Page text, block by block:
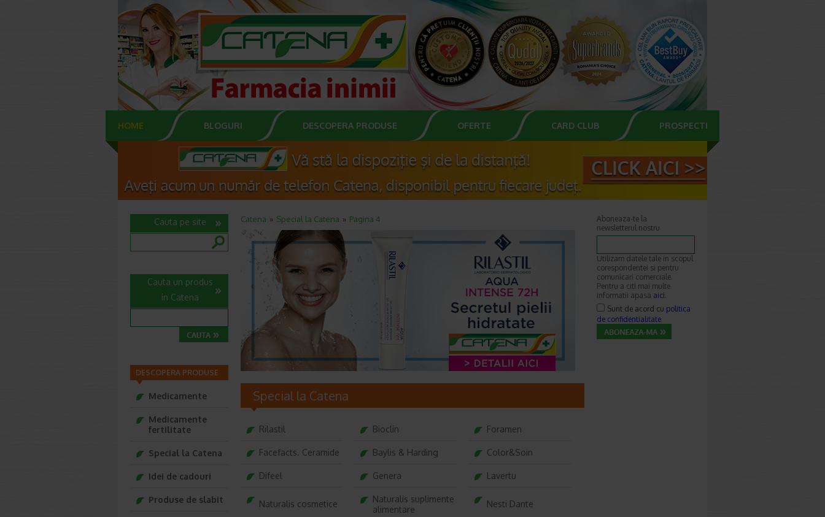
HOME BLOGURI DESCOPERA PRODUSE OFERTE CARD CLUB PROSPECTE
Catena Special la Catena Pagina 4
Special la Catena
Rilastil Bioclin Foramen
Facefacts. Ceramide Baylis & Harding Color&Soin
Difeel Genera Lavertu
Naturalis cosmetice
Naturalis suplimente
alimentare
Nesti Dante
Cauta pe site
Cauta un produs
in Catena
DESCOPERA PRODUSE
Medicamente
Medicamente
fertilitate
Special la Catena
Idei de cadouri
Produse de slabit
Aboneaza-te la
newsletterul nostru
Utilizam datele tale in scopul
corespondentei si pentru
comunicari comerciale.
Pentru a citi mai multe
informatii apasa aici.
Sunt de acord cu politica
de confidentialitate